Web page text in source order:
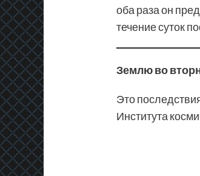
оба раза он
течение суток
Землю во
Это
Института